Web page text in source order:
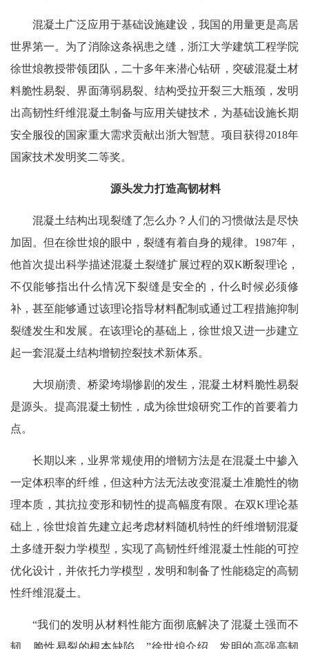
混凝土广泛应用于基础设施建设，我国的用量更是高居
世界第一。为了消除这条祸患之缝，浙江大学建筑工程学院
徐世烺教授带领团队，二十多年来潜心钻研，突破混凝土材
料脆性易裂、界面薄弱易裂、结构受拉开裂三大瓶颈，发明
出高韧性纤维混凝土制备与应用关键技术，为基础设施长期
安全服役的国家重大需求贡献出浙大智慧。项目获得2018年
国家技术发明奖二等奖。
源头发力打造高韧材料
混凝土结构出现裂缝了怎么办？人们的习惯做法是尽快
加固。但在徐世烺的眼中，裂缝有着自身的规律。1987年，
他首次提出科学描述混凝土裂缝扩展过程的双K断裂理论，
不仅能够指出什么情况下裂缝是安全的，什么时候必须修
补，甚至能够通过该理论指导材料配制或通过工程措施抑制
裂缝发生和发展。在该理论的基础上，徐世烺又进一步建立
起一套混凝土结构增韧控裂技术新体系。
大坝崩溃、桥梁垮塌惨剧的发生，混凝土材料脆性易裂
是源头。提高混凝土韧性，成为徐世烺研究工作的首要着力
点。
长期以来，业界常规使用的增韧方法是在混凝土中掺入
一定体积率的纤维，但这种方法无法改变混凝土准脆性的物
理本质，其抗拉变形和韧性的提高幅度有限。在双K理论基
础上，徐世烺首先建立起考虑材料随机特性的纤维增韧混凝
土多缝开裂力学模型，实现了高韧性纤维混凝土性能的可控
优化设计，并依托力学模型，发明和制备了性能稳定的高韧
性纤维混凝土。
“我们的发明从材料性能方面彻底解决了混凝土强而不